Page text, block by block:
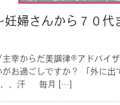
妊婦さんから７０代
宰からだ美調律®︎アドバイ
過ごしですか？ 「外に出
、、汗 毎月 […]